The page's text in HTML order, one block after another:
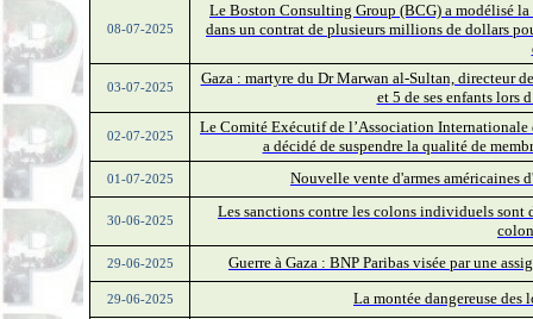
08-07-2025
Le Boston Consulting Group (BCG) a modélisé la
dans un contrat de plusieurs millions de dollars
03-07-2025
Gaza : martyre du Dr Marwan al-Sultan, directeur
et 5 de ses enfants lors
02-07-2025
Le Comité Exécutif de l’Association
a décidé de suspendre la qualité de
01-07-2025 Nouvelle vente d'armes américaines
30-06-2025
Les sanctions contre les colons individuels sont
29-06-2025 Guerre à Gaza : BNP Paribas visée par une
29-06-2025 La montée dangereuse